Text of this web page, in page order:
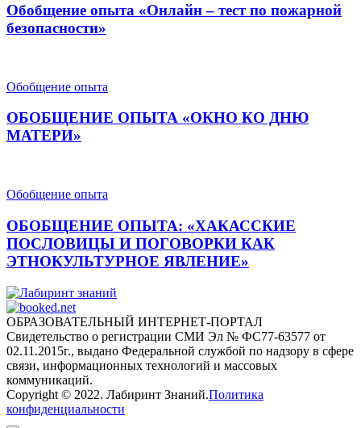
Обобщение опыта «Онлайн – тест по пожарной
безопасности»
Обобщение опыта
ОБОБЩЕНИЕ ОПЫТА «ОКНО КО ДНЮ
МАТЕРИ»
Обобщение опыта
ОБОБЩЕНИЕ ОПЫТА: «ХАКАССКИЕ
ПОСЛОВИЦЫ И ПОГОВОРКИ КАК
ЭТНОКУЛЬТУРНОЕ ЯВЛЕНИЕ»
Лабиринт знаний
ОБРАЗОВАТЕЛЬНЫЙ ИНТЕРНЕТ-ПОРТАЛ
Свидетельство о регистрации СМИ Эл № ФС77-63577 от
02.11.2015г., выдано Федеральной службой по надзору в сфере
связи, информационных технологий и массовых
коммуникаций.
Copyright © 2022. Лабиринт Знаний.Политика
конфиденциальности